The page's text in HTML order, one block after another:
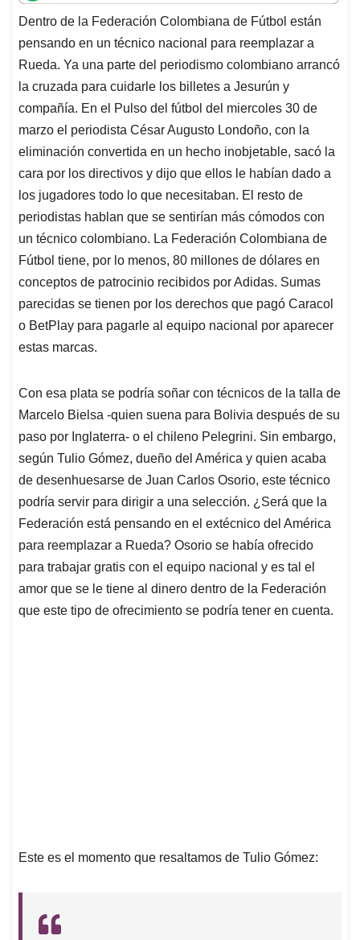
t
s
A
p
p
e
b
o
o
k
k
e
d
I
n
i
l
e
a
d
s
Dentro de la Federación Colombiana de Fútbol están
pensando en un técnico nacional para reemplazar a
Rueda. Ya una parte del periodismo colombiano arrancó
la cruzada para cuidarle los billetes a Jesurún y
compañía. En el Pulso del fútbol del miercoles 30 de
marzo el periodista César Augusto Londoño, con la
eliminación convertida en un hecho inobjetable, sacó la
cara por los directivos y dijo que ellos le habían dado a
los jugadores todo lo que necesitaban. El resto de
periodistas hablan que se sentirían más cómodos con
un técnico colombiano. La Federación Colombiana de
Fútbol tiene, por lo menos, 80 millones de dólares en
conceptos de patrocinio recibidos por Adidas. Sumas
parecidas se tienen por los derechos que pagó Caracol
o BetPlay para pagarle al equipo nacional por aparecer
estas marcas.
Con esa plata se podría soñar con técnicos de la talla de
Marcelo Bielsa -quien suena para Bolivia después de su
paso por Inglaterra- o el chileno Pelegrini. Sin embargo,
según Tulio Gómez, dueño del América y quien acaba
de desenhuesarse de Juan Carlos Osorio, este técnico
podría servir para dirigir a una selección. ¿Será que la
Federación está pensando en el extécnico del América
para reemplazar a Rueda? Osorio se había ofrecido
para trabajar gratis con el equipo nacional y es tal el
amor que se le tiene al dinero dentro de la Federación
que este tipo de ofrecimiento se podría tener en cuenta.
Este es el momento que resaltamos de Tulio Gómez: